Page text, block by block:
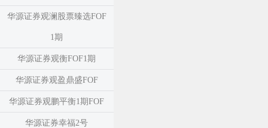
华源证券观澜股票臻选FOF
1期
华源证券观衡FOF1期
华源证券观盈鼎盛FOF
华源证券观鹏平衡1期FOF
华源证券幸福2号